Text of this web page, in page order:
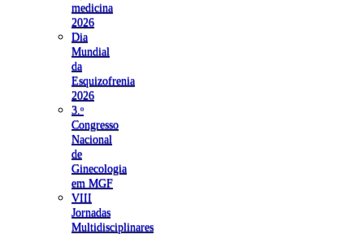
medicina
2026
Dia
Mundial
da
Esquizofrenia
2026
3.ᵒ
Congresso
Nacional
de
Ginecologia
em MGF
VIII
Jornadas
Multidisciplinares